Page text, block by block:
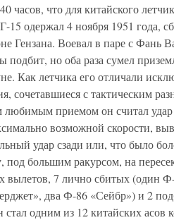
часов, что для китайского
15 одержал 4 ноября 1951 года,
Гензана. Воевал в паре с Фань
подбит, но оба раза сумел
Как летчика его отличали
сочетавшиеся с тактическим
приемом он считал удар
возможной скорости,
удар сзади или, что было
под большим ракурсом, на
вылетов, 7 лично сбитых (один
два Ф-86 «Сейбр») и 2
стал одним из 12 китайских